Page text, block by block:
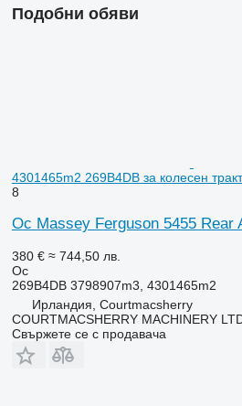
Подобни обяви
4301465m2 269B4DB за колесен
8
Ос Massey Ferguson 5455 Rear
380 € ≈ 744,50 лв.
Ос
269B4DB 3798907m3, 4301465m2
Ирландия, Courtmacsherry
COURTMACSHERRY MACHINERY
Свържете се с продавача